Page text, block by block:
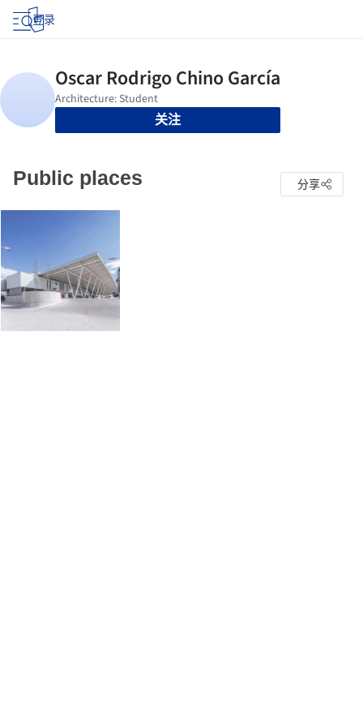
登录
关注
Public places 分享